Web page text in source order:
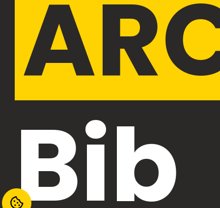
Bib